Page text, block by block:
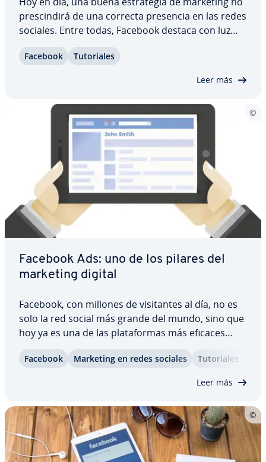
pre­s­ci­n­di­rá de una correcta presencia en las redes
sociales. Entre todas, Facebook destaca con luz
grandes compañías a pequeñas tiendas online,
Facebook Tu­to­ria­les
Leer más
Facebook Ads: uno de los pilares del
marketing digital
Facebook, con millones de vi­si­ta­n­tes al día, no es
solo la red social más grande del mundo, sino que
hoy ya es una de las pla­ta­fo­r­mas más eficaces
para la pu­bli­ci­dad online. Los ad­mi­ni­s­tra­do­res de
una Fanpage pueden se­le­c­cio­nar mediante una
Facebook Marketing en redes sociales Tu­to­ria­les
Leer más